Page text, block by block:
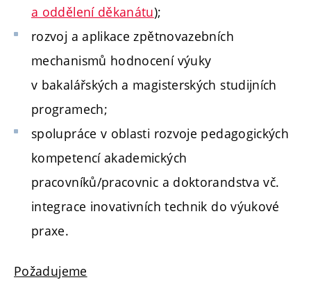
a oddělení děkanátu);
rozvoj a aplikace zpětnovazebních
mechanismů hodnocení výuky
v bakalářských a magisterských studijních
programech;
spolupráce v oblasti rozvoje pedagogických
kompetencí akademických
pracovníků/pracovnic a doktorandstva vč.
integrace inovativních technik do výukové
praxe.
Požadujeme